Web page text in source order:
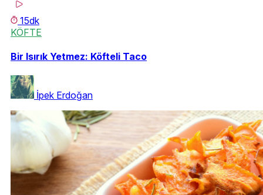
15dk
KÖFTE
Bir Isırık Yetmez: Köfteli Taco
İpek Erdoğan